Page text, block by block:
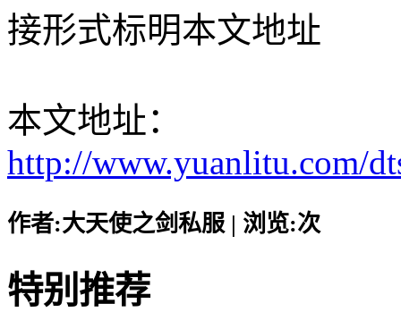
接形式标明本文地址
本文地址：
http://www.yuanlitu.com/
作者:大天使之剑私服 | 浏览:次
特别推荐